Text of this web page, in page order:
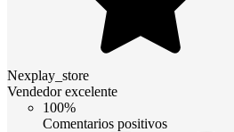
Nexplay_store
Vendedor excelente
100%
Comentarios positivos